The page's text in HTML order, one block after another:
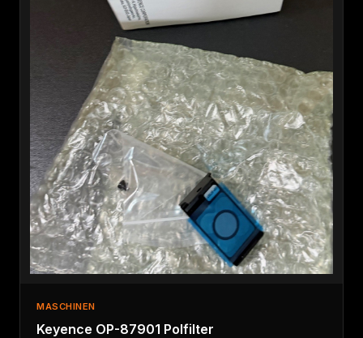
MASCHINEN
Keyence OP-87901 Polfilter